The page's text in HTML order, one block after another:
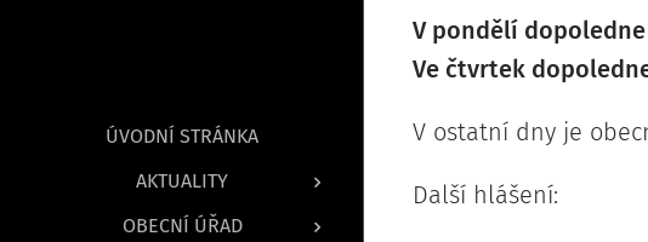
ÚVODNÍ STRÁNKA
AKTUALITY
OBECNÍ ÚŘAD
V pondělí
Ve čtvrtek
V ostatní dny je
Další hlášení: